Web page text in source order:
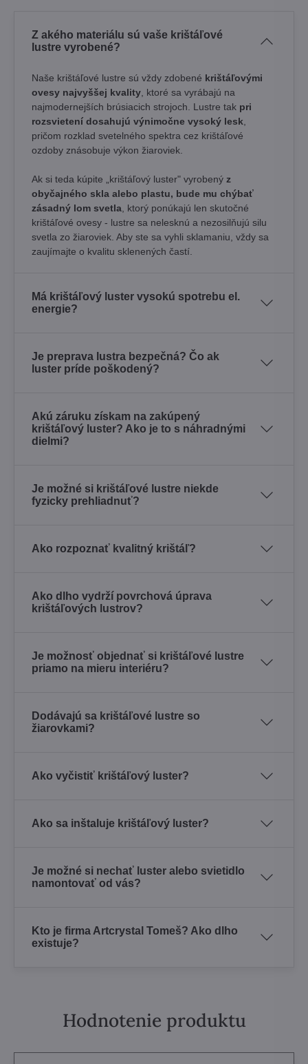
Z akého materiálu sú vaše krištáľové
lustre vyrobené?
Naše krištáľové lustre sú vždy zdobené krištáľovými
ovesy najvyššej kvality , ktoré sa vyrábajú na
najmodernejších brúsiacich strojoch. Lustre tak pri
rozsvietení dosahujú výnimočne vysoký lesk
pričom rozklad svetelného spektra cez krištáľové
ozdoby znásobuje výkon žiaroviek.
Ak si teda kúpite „krištáľový luster" vyrobený z
obyčajného skla alebo plastu, bude mu chýbať
zásadný lom svetla , ktorý ponúkajú len skutočné
krištáľové ovesy - lustre sa nelesknú a nezosilňujú silu
svetla zo žiaroviek. Aby ste sa vyhli sklamaniu, vždy sa
zaujímajte o kvalitu sklenených častí.
Má krištáľový luster vysokú spotrebu el.
energie?
Je preprava lustra bezpečná? Čo ak
luster príde poškodený?
Akú záruku získam na zakúpený
krištáľový luster? Ako je to s náhradnými
dielmi?
Je možné si krištáľové lustre niekde
fyzicky prehliadnuť?
Ako rozpoznať kvalitný krištáľ?
Ako dlho vydrží povrchová úprava
krištáľových lustrov?
Je možnosť objednať si krištáľové lustre
priamo na mieru interiéru?
Dodávajú sa krištáľové lustre so
žiarovkami?
Ako vyčistiť krištáľový luster?
Ako sa inštaluje krištáľový luster?
Je možné si nechať luster alebo svietidlo
namontovať od vás?
Kto je firma Artcrystal Tomeš? Ako dlho
existuje?
Hodnotenie produktu